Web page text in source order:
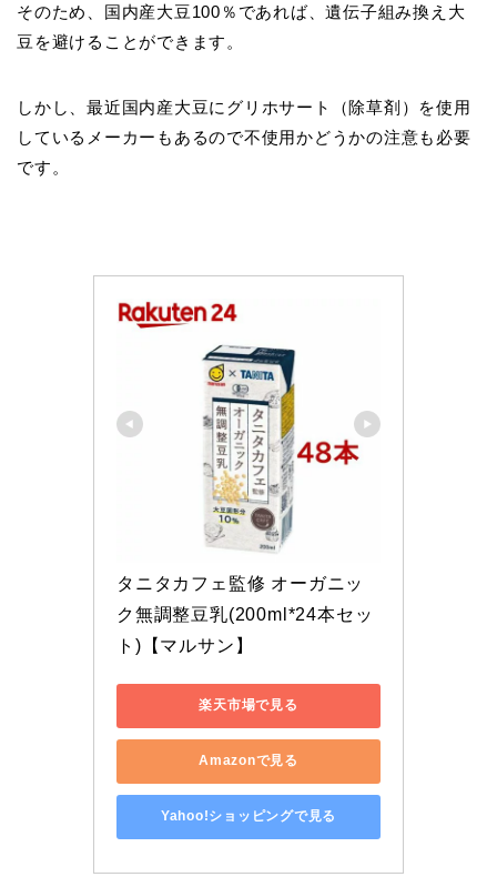
そのため、国内産大豆100％であれば、遺伝子組み換え大
豆を避けることができます。
しかし、最近国内産大豆にグリホサート（除草剤）を使用
しているメーカーもあるので不使用かどうかの注意も必要
です。
タニタカフェ監修 オーガニッ
ク無調整豆乳(200ml*24本セッ
ト)【マルサン】
楽天市場で見る
Amazonで見る
Yahoo!ショッピングで見る